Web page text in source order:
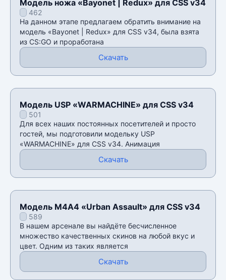
Модель ножа «Bayonet | Redux» для CSS v34
462
На данном этапе предлагаем обратить внимание на
модель «Bayonet | Redux» для CSS v34, была взята
из CS:GO и проработана
Скачать
Модель USP «WARMACHINE» для CSS v34
501
Для всех наших постоянных посетителей и просто
гостей, мы подготовили модельку USP
«WARMACHINE» для CSS v34. Анимация
Скачать
Модель М4А4 «Urban Assault» для CSS v34
589
В нашем арсенале вы найдëте бесчисленное
множество качественных скинов на любой вкус и
цвет. Одним из таких является
Скачать